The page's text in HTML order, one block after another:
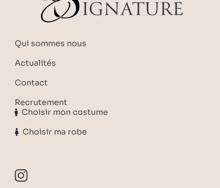
Qui sommes nous
Actualités
Contact
Recrutement
Choisir mon costume
Choisir ma robe